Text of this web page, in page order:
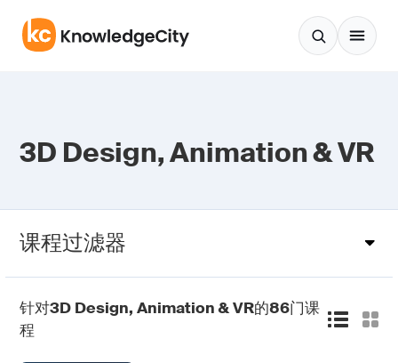
3D Design, Animation & VR
课程过滤器
针对3D Design, Animation & VR的86门课
程